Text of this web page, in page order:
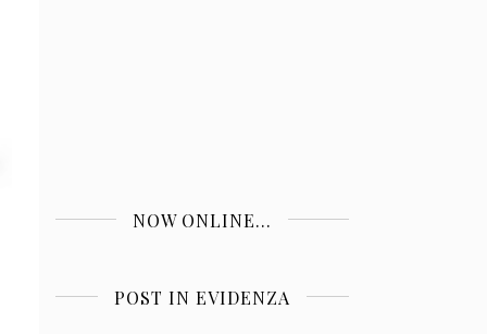
NOW ONLINE...
POST IN EVIDENZA